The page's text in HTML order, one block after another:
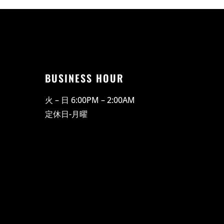
BUSINESS HOUR
火 – 日 6:00PM – 2:00AM
​定休日-月曜